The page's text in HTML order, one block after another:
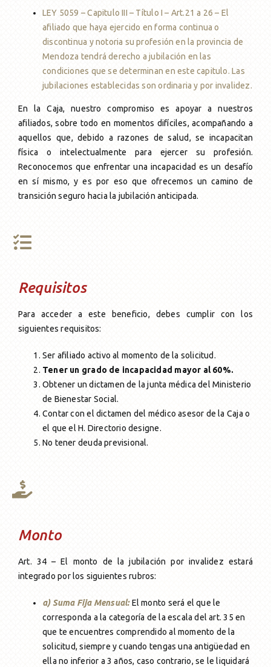
Única Prestación
Asesoramiento
Transform. a Jub. Ord.
Solicitud
Transform. a Jub. Ord.
Otros Beneficios
Reconocimiento de servicios
Pago Haberes Pendientes
Formularios
LEY 5059 – Capitulo III – Título I – Art.21 a 26 – El
afiliado que haya ejercido en forma continua o
discontinua y notoria su profesión en la provincia de
Mendoza tendrá derecho a jubilación en las
condiciones que se determinan en este capitulo. Las
jubilaciones establecidas son ordinaria y por invalidez.
En la Caja, nuestro compromiso es apoyar a nuestros
afiliados, sobre todo en momentos difíciles, acompañando a
aquellos que, debido a razones de salud, se incapacitan
física o intelectualmente para ejercer su profesión.
Reconocemos que enfrentar una incapacidad es un desafío
en sí mismo, y es por eso que ofrecemos un camino de
transición seguro hacia la jubilación anticipada.
Requisitos
Para acceder a este beneficio, debes cumplir con los
siguientes requisitos:
Ser afiliado activo al momento de la solicitud.
Tener un grado de incapacidad mayor al 60%.
Obtener un dictamen de la junta médica del Ministerio
de Bienestar Social.
Contar con el dictamen del médico asesor de la Caja o
el que el H. Directorio designe.
No tener deuda previsional.
Monto
Art. 34 – El monto de la jubilación por invalidez estará
integrado por los siguientes rubros:
a) Suma Fija Mensual:El monto será el que le
corresponda a la categoría de la escala del art. 35 en
que te encuentres comprendido al momento de la
solicitud, siempre y cuando tengas una antigüedad en
ella no inferior a 3 años, caso contrario, se le liquidará